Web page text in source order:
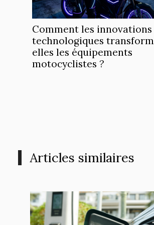
Comment les innovations
technologiques
elles les équipements
motocyclistes ?
Articles similaires